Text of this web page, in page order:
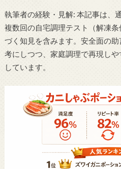
執筆者の経験・見解: 本記事は、
複数回の自宅調理テスト（解凍
づく知見を含みます。安全面の
考にしつつ、家庭調理で再現し
しています。